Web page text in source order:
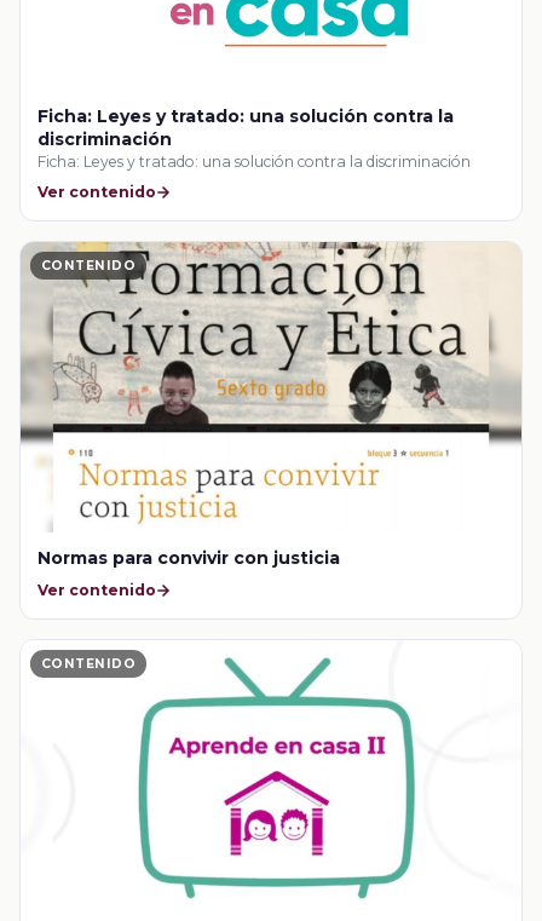
Ficha: Leyes y tratado: una solución contra la
discriminación
Ficha: Leyes y tratado: una solución contra la discriminación
Ver contenido
CONTENIDO
Normas para convivir con justicia
Ver contenido
CONTENIDO